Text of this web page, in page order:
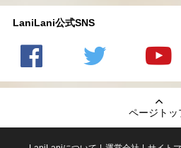
LaniLani公式SNS
の
のtwitter
の
Youtube
チャンネ
ページトッ